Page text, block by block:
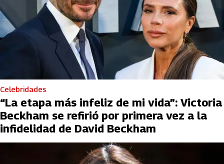
Celebridades
“La etapa más infeliz de mi vida”: Victoria
Beckham se refirió por primera vez a la
infidelidad de David Beckham